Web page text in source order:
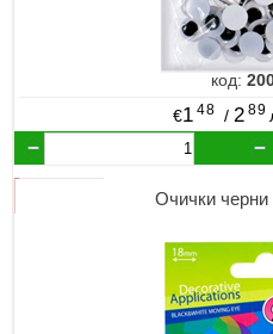
код:
€1 48 / 2 89
Очички